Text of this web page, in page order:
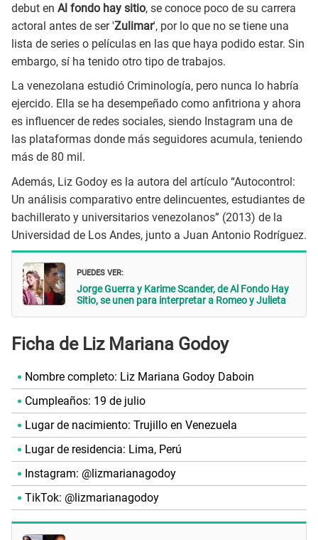
debut en Al fondo hay sitio, se conoce poco de su carrera
actoral antes de ser 'Zulimar', por lo que no se tiene una
lista de series o películas en las que haya podido estar. Sin
embargo, sí ha tenido otro tipo de trabajos.
La venezolana estudió Criminología, pero nunca lo habría
ejercido. Ella se ha desempeñado como anfitriona y ahora
es influencer de redes sociales, siendo Instagram una de
las plataformas donde más seguidores acumula, teniendo
más de 80 mil.
Además, Liz Godoy es la autora del artículo “Autocontrol:
Un análisis comparativo entre delincuentes, estudiantes de
bachillerato y universitarios venezolanos” (2013) de la
Universidad de Los Andes, junto a Juan Antonio Rodríguez.
PUEDES VER:
Jorge Guerra y Karime Scander, de Al Fondo Hay
Sitio, se unen para interpretar a Romeo y Julieta
Ficha de Liz Mariana Godoy
Nombre completo: Liz Mariana Godoy Daboin
Cumpleaños: 19 de julio
Lugar de nacimiento: Trujillo en Venezuela
Lugar de residencia: Lima, Perú
Instagram: @lizmarianagodoy
TikTok: @lizmarianagodoy